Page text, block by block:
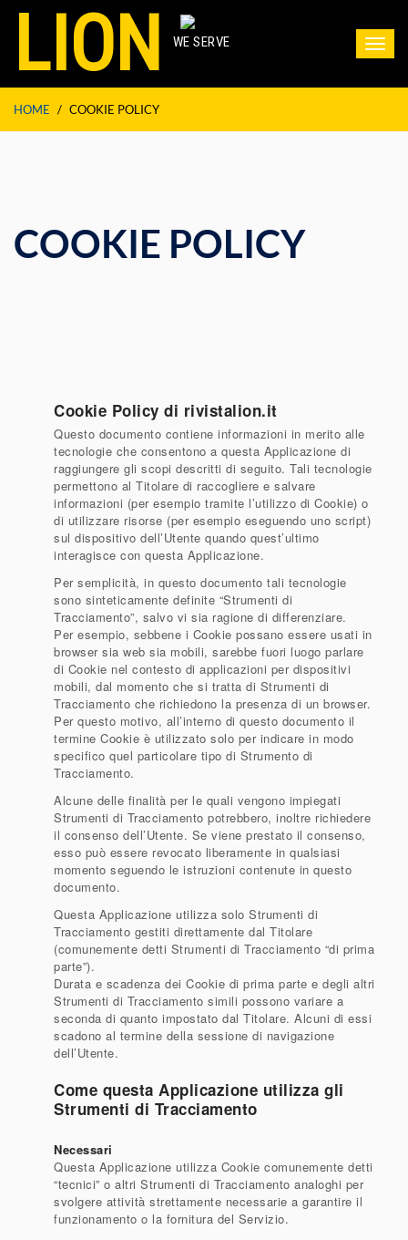
LION WE SERVE
HOME / COOKIE POLICY
COOKIE POLICY
Cookie Policy di rivistalion.it
Questo documento contiene informazioni in merito alle
tecnologie che consentono a questa Applicazione di
raggiungere gli scopi descritti di seguito. Tali tecnologie
permettono al Titolare di raccogliere e salvare
informazioni (per esempio tramite l’utilizzo di Cookie) o
di utilizzare risorse (per esempio eseguendo uno script)
sul dispositivo dell’Utente quando quest’ultimo
interagisce con questa Applicazione.
Per semplicità, in questo documento tali tecnologie
sono sinteticamente definite “Strumenti di
Tracciamento”, salvo vi sia ragione di differenziare.
Per esempio, sebbene i Cookie possano essere usati in
browser sia web sia mobili, sarebbe fuori luogo parlare
di Cookie nel contesto di applicazioni per dispositivi
mobili, dal momento che si tratta di Strumenti di
Tracciamento che richiedono la presenza di un browser.
Per questo motivo, all’interno di questo documento il
termine Cookie è utilizzato solo per indicare in modo
specifico quel particolare tipo di Strumento di
Tracciamento.
Alcune delle finalità per le quali vengono impiegati
Strumenti di Tracciamento potrebbero, inoltre richiedere
il consenso dell’Utente. Se viene prestato il consenso,
esso può essere revocato liberamente in qualsiasi
momento seguendo le istruzioni contenute in questo
documento.
Questa Applicazione utilizza solo Strumenti di
Tracciamento gestiti direttamente dal Titolare
(comunemente detti Strumenti di Tracciamento “di prima
parte”).
Durata e scadenza dei Cookie di prima parte e degli altri
Strumenti di Tracciamento simili possono variare a
seconda di quanto impostato dal Titolare. Alcuni di essi
scadono al termine della sessione di navigazione
dell’Utente.
Come questa Applicazione utilizza gli
Strumenti di Tracciamento
Necessari
Questa Applicazione utilizza Cookie comunemente detti
“tecnici” o altri Strumenti di Tracciamento analoghi per
svolgere attività strettamente necessarie a garantire il
funzionamento o la fornitura del Servizio.